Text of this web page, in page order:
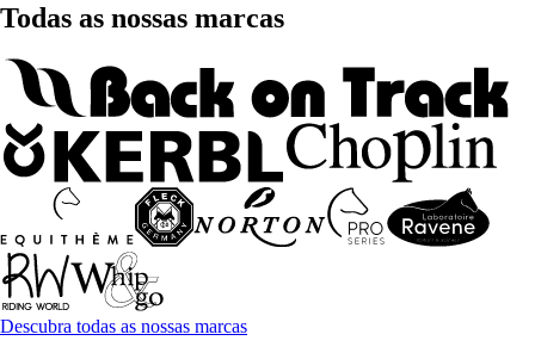
Todas as nossas marcas
Descubra todas as nossas marcas